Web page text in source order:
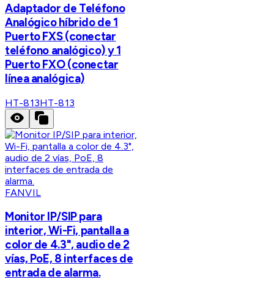
Adaptador de Teléfono
Analógico híbrido de 1
Puerto FXS (conectar
teléfono analógico) y 1
Puerto FXO (conectar
línea analógica)
HT-813HT-813
FANVIL
Monitor IP/SIP para
interior, Wi-Fi, pantalla a
color de 4.3", audio de 2
vías, PoE, 8 interfaces de
entrada de alarma.